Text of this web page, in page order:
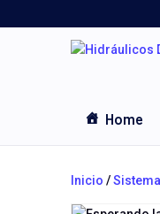
Home
Inicio /